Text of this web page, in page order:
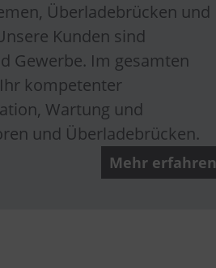
Überladebrücken und
Kunden sind
Gewerbe. Im gesamten
kompetenter
Wartung und
und Überladebrücken.
Mehr erfahren